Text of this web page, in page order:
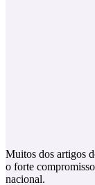
Muitos dos artigos
o forte
nacional.